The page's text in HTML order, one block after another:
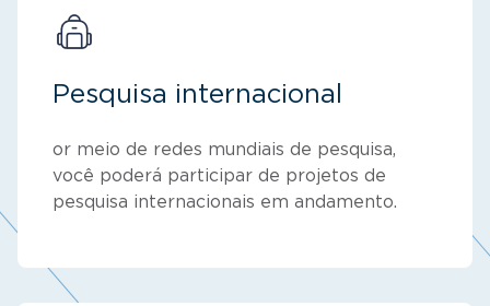
Pesquisa internacional
or meio de redes mundiais de pesquisa,
você poderá participar de projetos de
pesquisa internacionais em andamento.